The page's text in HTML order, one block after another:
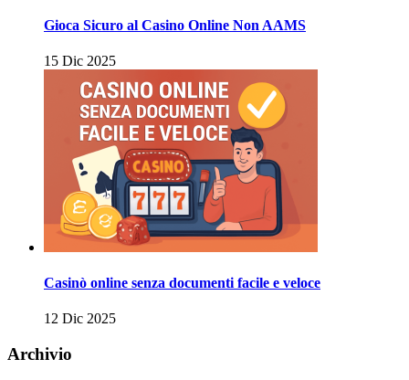
Gioca Sicuro al Casino Online Non AAMS
15 Dic 2025
Casinò online senza documenti facile e veloce
12 Dic 2025
Archivio